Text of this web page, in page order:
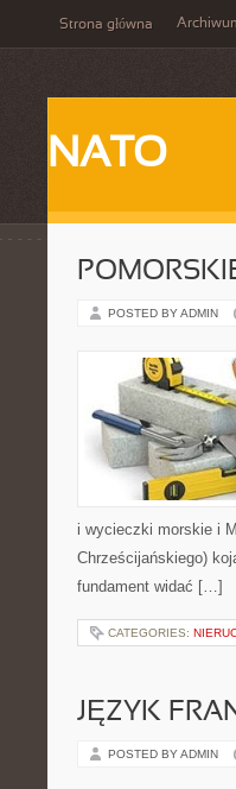
Strona główna
NATO
POSTED BY ADMIN
i wycieczki morskie i
Chrześcijańskiego)
fundament widać […]
CATEGORIES:
JĘZYK
POSTED BY ADMIN